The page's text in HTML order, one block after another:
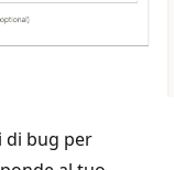
di bug per